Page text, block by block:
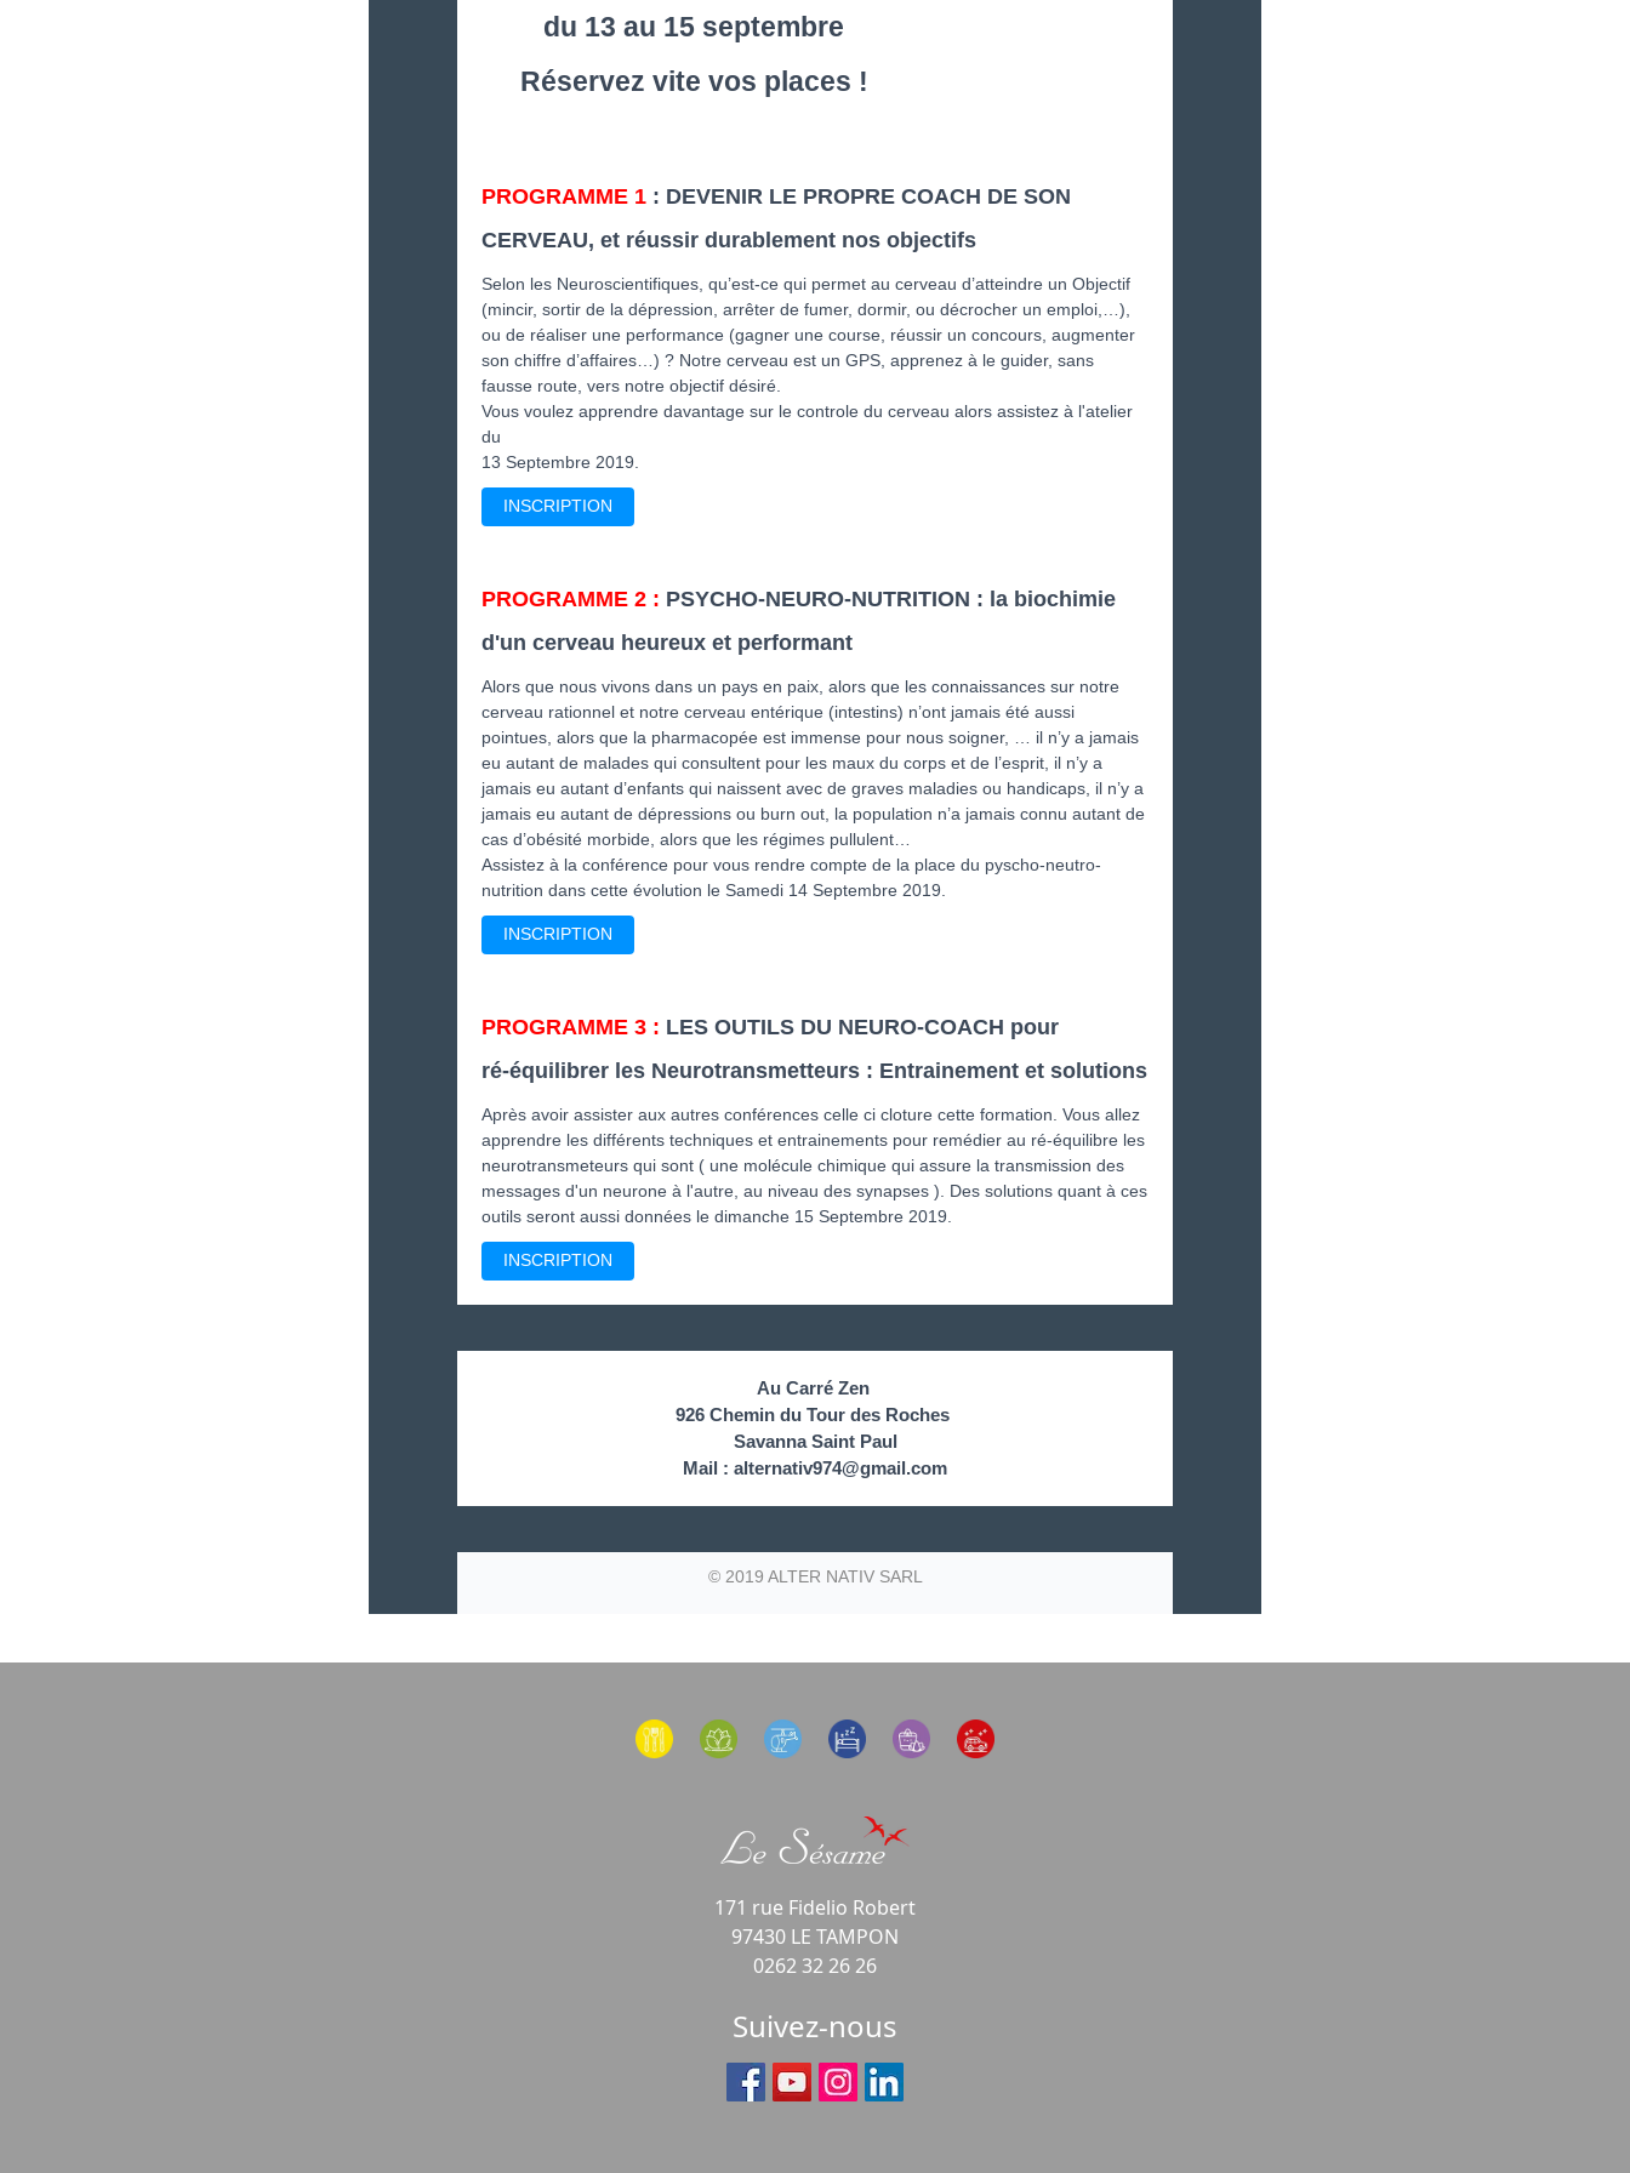
du 13 au 15 septembre
Réservez vite vos places !
PROGRAMME 1 : DEVENIR LE PROPRE COACH DE SON
CERVEAU, et réussir durablement nos objectifs
Selon les Neuroscientifiques, qu’est-ce qui permet au cerveau d’atteindre un Objectif
(mincir, sortir de la dépression, arrêter de fumer, dormir, ou décrocher un emploi,…),
ou de réaliser une performance (gagner une course, réussir un concours, augmenter
son chiffre d’affaires…) ? Notre cerveau est un GPS, apprenez à le guider, sans
fausse route, vers notre objectif désiré.
Vous voulez apprendre davantage sur le controle du cerveau alors assistez à l'atelier
du
13 Septembre 2019.
INSCRIPTION
PROGRAMME 2 : PSYCHO-NEURO-NUTRITION : la biochimie
d'un cerveau heureux et performant
Alors que nous vivons dans un pays en paix, alors que les connaissances sur notre
cerveau rationnel et notre cerveau entérique (intestins) n’ont jamais été aussi
pointues, alors que la pharmacopée est immense pour nous soigner, … il n’y a jamais
eu autant de malades qui consultent pour les maux du corps et de l’esprit, il n’y a
jamais eu autant d’enfants qui naissent avec de graves maladies ou handicaps, il n’y a
jamais eu autant de dépressions ou burn out, la population n’a jamais connu autant de
cas d’obésité morbide, alors que les régimes pullulent…
Assistez à la conférence pour vous rendre compte de la place du pyscho-neutro-
nutrition dans cette évolution le Samedi 14 Septembre 2019.
INSCRIPTION
PROGRAMME 3 : LES OUTILS DU NEURO-COACH pour
ré-équilibrer les Neurotransmetteurs : Entrainement et solutions
Après avoir assister aux autres conférences celle ci cloture cette formation. Vous allez
apprendre les différents techniques et entrainements pour remédier au ré-équilibre les
neurotransmeteurs qui sont ( une molécule chimique qui assure la transmission des
messages d'un neurone à l'autre, au niveau des synapses ). Des solutions quant à ces
outils seront aussi données le dimanche 15 Septembre 2019.
INSCRIPTION
Au Carré Zen
926 Chemin du Tour des Roches
Savanna Saint Paul
Mail : alternativ974@gmail.com
© 2019 ALTER NATIV SARL
171 rue Fidelio Robert
97430 LE TAMPON
0262 32 26 26
Suivez-nous